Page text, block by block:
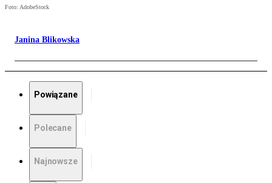
Foto: AdobeStock
Janina Blikowska
Powiązane
Polecane
Najnowsze